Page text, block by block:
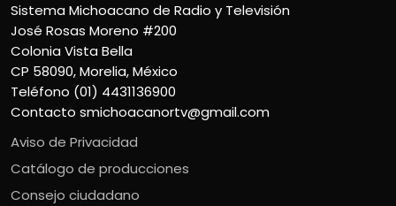
Sistema Michoacano de Radio y Televisión
José Rosas Moreno #200
Colonia Vista Bella
CP 58090, Morelia, México
Teléfono (01) 4431136900
Contacto smichoacanortv@gmail.com
Aviso de Privacidad
Catálogo de producciones
Consejo ciudadano